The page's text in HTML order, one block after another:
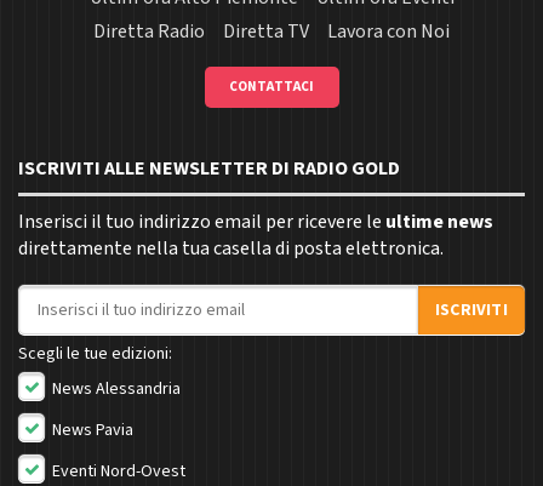
Diretta Radio
Diretta TV Lavora con Noi
CONTATTACI
ISCRIVITI ALLE NEWSLETTER DI RADIO GOLD
Inserisci il tuo indirizzo email per ricevere le ultime news
direttamente nella tua casella di posta elettronica.
Indirizzo email
ISCRIVITI
Scegli le tue edizioni:
News Alessandria
News Pavia
Eventi Nord-Ovest